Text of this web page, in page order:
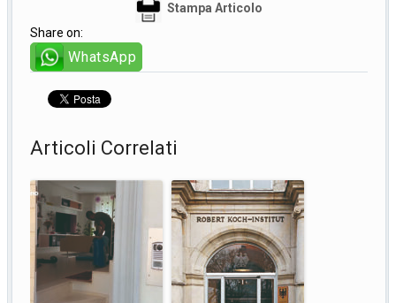
Stampa Articolo
Share on:
WhatsApp
Articoli Correlati